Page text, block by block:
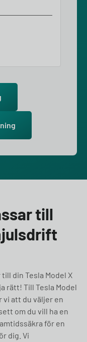
till
din Tesla Model X
rätt! Till Tesla Model
vi att du väljer en
om du vill ha en
för en
dig. Vi